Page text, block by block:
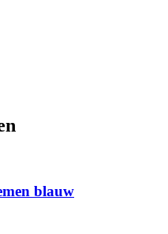
blauw